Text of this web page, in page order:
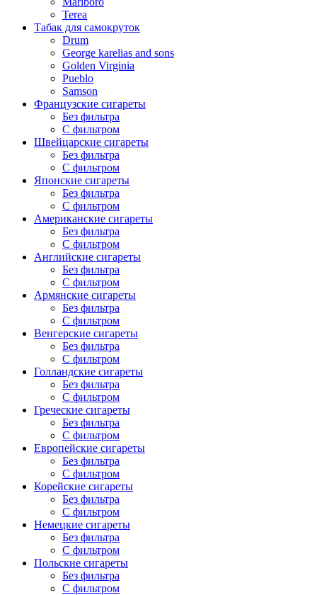
Terea
Табак для самокруток
Drum
George karelias and sons
Golden Virginia
Pueblo
Samson
Французские сигареты
Без фильтра
С фильтром
Швейцарские сигареты
Без фильтра
С фильтром
Японские сигареты
Без фильтра
С фильтром
Американские сигареты
Без фильтра
С фильтром
Английские сигареты
Без фильтра
С фильтром
Армянские сигареты
Без фильтра
С фильтром
Венгерские сигареты
Без фильтра
С фильтром
Голландские сигареты
Без фильтра
С фильтром
Греческие сигареты
Без фильтра
С фильтром
Европейские сигареты
Без фильтра
С фильтром
Корейские сигареты
Без фильтра
С фильтром
Немецкие сигареты
Без фильтра
С фильтром
Польские сигареты
Без фильтра
С фильтром